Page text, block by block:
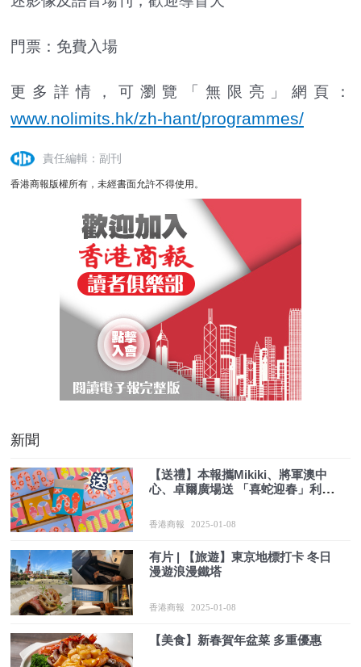
門票：免費入場
更多詳情，可瀏覽「無限亮」網頁：
www.nolimits.hk/zh-hant/programmes/
責任編輯：副刊
香港商報版權所有，未經書面允許不得使用。
新聞
【送禮】本報攜Mikiki、將軍澳中
心、卓爾廣場送 「喜蛇迎春」利是
香港商報 2025-01-08
有片 | 【旅遊】東京地標打卡 冬日
漫遊浪漫鐵塔
香港商報 2025-01-08
【美食】新春賀年盆菜 多重優惠